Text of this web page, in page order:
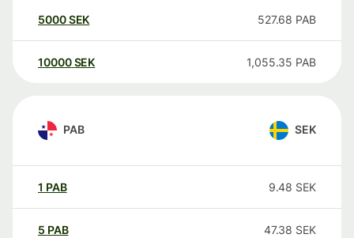
5000SEK 527.68 PAB
10000 SEK 1,055.35 PAB
PAB SEK
1 PAB 9.48 SEK
5 PAB 47.38 SEK